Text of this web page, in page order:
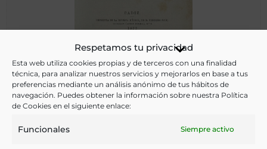
Respetamos tu privacidad
Esta web utiliza cookies propias y de terceros con una finalidad
técnica, para analizar nuestros servicios y mejorarlos en base a tus
preferencias mediante un análisis anónimo de tus hábitos de
navegación. Puedes obtener la información sobre nuestra Política
de Cookies en el siguiente enlace:
Funcionales Siempre activo
Las Aguas Potables de Cádiz: Calidad, cantidad, precio, lo
Pelayo, Eduardo
Cádiz - 1817